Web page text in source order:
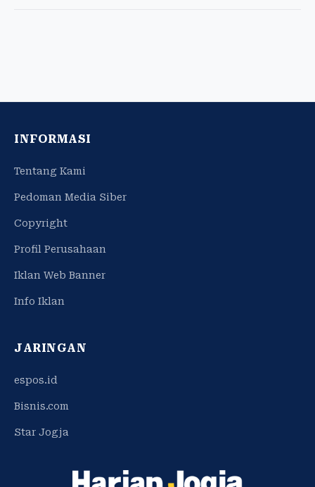
INFORMASI
Tentang Kami
Pedoman Media Siber
Copyright
Profil Perusahaan
Iklan Web Banner
Info Iklan
JARINGAN
espos.id
Bisnis.com
Star Jogja